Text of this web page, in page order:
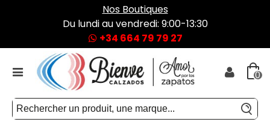
Nos Boutiques
Du lundi au vendredi: 9:00-13:30
+34 664 79 79 27
0